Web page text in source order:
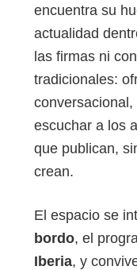
encuentra su
actualidad
las firmas ni
tradicionales:
escuchar a los
que publican,
crean.
El espacio se
bordo, el
Iberia, y